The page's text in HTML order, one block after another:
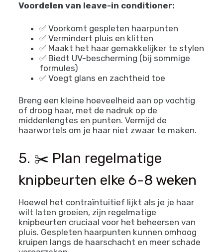
Voordelen van leave-in conditioner:
✅ Voorkomt gespleten haarpunten
✅ Vermindert pluis en klitten
✅ Maakt het haar gemakkelijker te stylen
✅ Biedt UV-bescherming (bij sommige
formules)
✅ Voegt glans en zachtheid toe
Breng een kleine hoeveelheid aan op vochtig
of droog haar, met de nadruk op de
middenlengtes en punten. Vermijd de
haarwortels om je haar niet zwaar te maken.
5. ✂️ Plan regelmatige
knipbeurten elke 6-8 weken
Hoewel het contraïntuitief lijkt als je je haar
wilt laten groeien, zijn regelmatige
knipbeurten cruciaal voor het beheersen van
pluis. Gespleten haarpunten kunnen omhoog
kruipen langs de haarschacht en meer schade